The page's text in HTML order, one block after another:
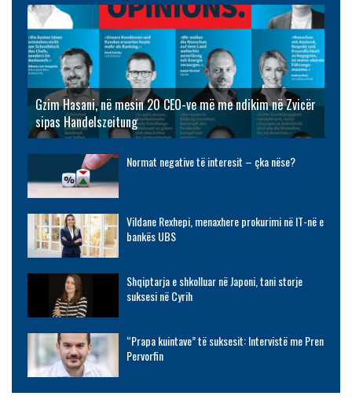
Gzim Hasani, në mesin 20 CEO-ve më me ndikim në Zvicër
sipas Handelszeitung
Normat negative të interesit – çka nëse?
Vildane Rexhepi, menaxhere prokurimi në IT-në e
bankës UBS
Shqiptarja e shkolluar në Japoni, tani storje
suksesi në Cyrih
“Prapa kuintave” të suksesit: Intervistë me Pren
Pervorfin